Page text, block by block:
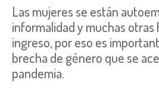
Las mujeres se están
informalidad y muchas otras
ingreso, por eso es
brecha de género que se
pandemia.